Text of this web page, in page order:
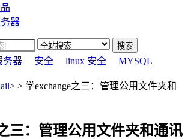
器
搜索
务器 安全 linux 安全
MYSQL
> > 学exchange之三：管理公用文件夹和
三：管理公用文件夹和通讯